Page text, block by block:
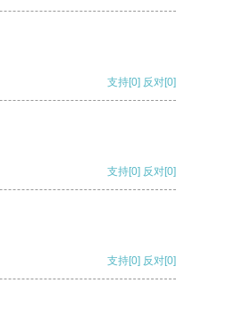
支持[0] 反对[0]
支持[0] 反对[0]
支持[0] 反对[0]